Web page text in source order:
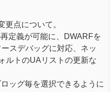
更点について。
定義が可能に、DWARFを
スデバッグに対応、ネッ
ルトのUAリストの更新な
ッグ毎を選択できるように